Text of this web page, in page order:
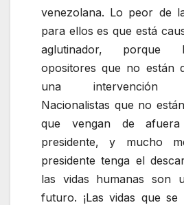
venezolana. Lo peor de
para ellos es que está
aglutinador, porque
opositores que no están
una intervención
Nacionalistas que no
que vengan de
presidente, y mucho
presidente tenga el
las vidas humanas son
futuro. ¡Las vidas que se